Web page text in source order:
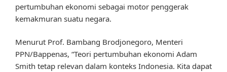
pertumbuhan ekonomi sebagai motor penggerak
kemakmuran suatu negara.
Menurut Prof. Bambang Brodjonegoro, Menteri
PPN/Bappenas, “Teori pertumbuhan ekonomi Adam
Smith tetap relevan dalam konteks Indonesia. Kita dapat